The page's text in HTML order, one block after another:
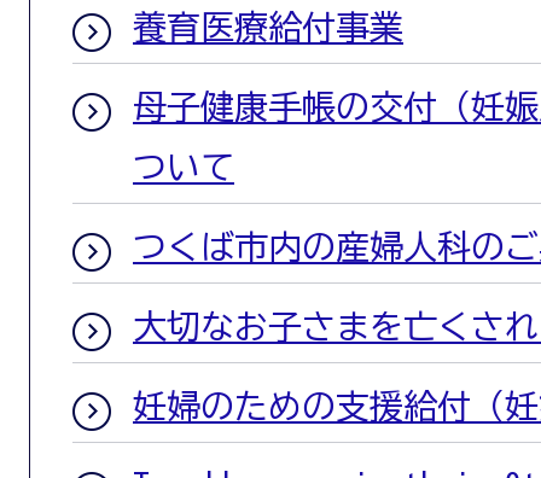
養育医療給付事業
母子健康手帳の交付（妊
ついて
つくば市内の産婦人科の
大切なお子さまを亡くさ
妊婦のための支援給付（